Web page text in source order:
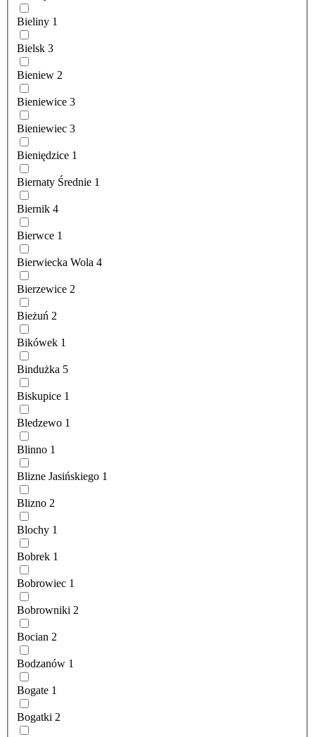
Bieliny 1
Bielsk 3
Bieniew 2
Bieniewice 3
Bieniewiec 3
Bieniędzice 1
Biernaty Średnie 1
Biernik 4
Bierwce 1
Bierwiecka Wola 4
Bierzewice 2
Bieżuń 2
Bikówek 1
Bindużka 5
Biskupice 1
Bledzewo 1
Blinno 1
Blizne Jasińskiego 1
Blizno 2
Blochy 1
Bobrek 1
Bobrowiec 1
Bobrowniki 2
Bocian 2
Bodzanów 1
Bogate 1
Bogatki 2